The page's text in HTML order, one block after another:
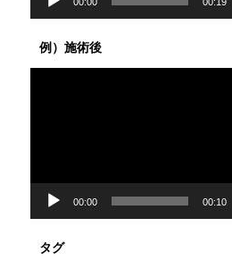
例）施術後
00:00 00:10
タグ